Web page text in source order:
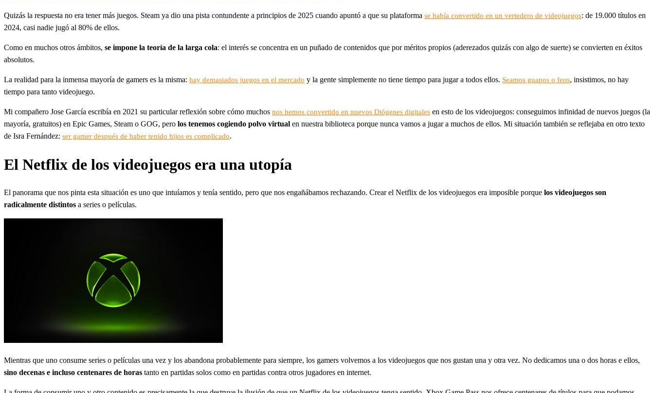
Quizás la respuesta no era tener más juegos. Steam ya dio una pista contundente a principios de 2025 cuando apuntó a que su plataforma se había convertido en un vertedero de videojuegos: de 19.000 títulos en
2024, casi nadie jugó al 80% de ellos.
Como en muchos otros ámbitos, se impone la teoría de la larga cola: el interés se concentra en un puñado de contenidos que por méritos propios (aderezados quizás con algo de suerte) se convierten en éxitos
absolutos.
La realidad para la inmensa mayoría de gamers es la misma: hay demasiados juegos en el mercado y la gente simplemente no tiene tiempo para jugar a todos ellos. Seamos guapos o feos, insistimos, no hay
tiempo para tanto videojuego.
Mi compañero Jose García escribía en 2021 su particular reflexión sobre cómo muchos nos hemos convertido en nuevos Diógenes digitales en esto de los videojuegos: conseguimos infinidad de nuevos juegos (la
mayoría, gratuitos) en Epic Games, Steam o GOG, pero los tenemos cogiendo polvo virtual en nuestra biblioteca porque nunca vamos a jugar a muchos de ellos. Mi situación también se reflejaba en otro texto
de Isra Fernández: ser gamer después de haber tenido hijos es complicado.
El Netflix de los videojuegos era una utopía
El panorama que nos pinta esta situación es uno que intuíamos y tenía sentido, pero que nos engañábamos rechazando. Crear el Netflix de los videojuegos era imposible porque los videojuegos son
radicalmente distintos a series o películas.
Mientras que uno consume series o películas una vez y los abandona probablemente para siempre, los gamers volvemos a los videojuegos que nos gustan una y otra vez. No dedicamos una o dos horas e ellos,
sino decenas e incluso centenares de horas tanto en partidas solos como en partidas contra otros jugadores en internet.